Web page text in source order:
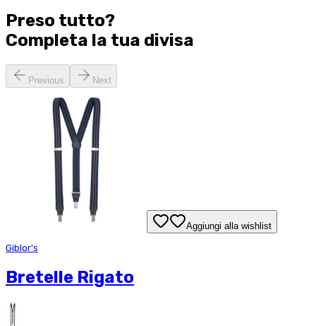
Preso tutto?
Completa la tua divisa
Previous Next
Aggiungi alla wishlist
Giblor's
Bretelle Rigato